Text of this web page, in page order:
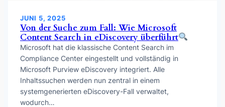
JUNI 5, 2025
Von der Suche zum Fall: Wie Microsoft
Content Search in eDiscovery überführt
Microsoft hat die klassische Content Search im
Compliance Center eingestellt und vollständig in
Microsoft Purview eDiscovery integriert. Alle
Inhaltssuchen werden nun zentral in einem
systemgenerierten eDiscovery-Fall verwaltet,
wodurch…